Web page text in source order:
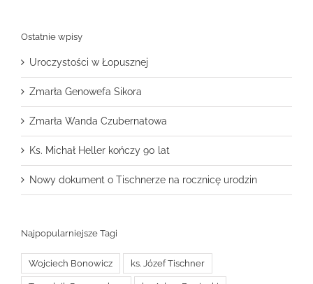
Ostatnie wpisy
Uroczystości w Łopusznej
Zmarła Genowefa Sikora
Zmarła Wanda Czubernatowa
Ks. Michał Heller kończy 90 lat
Nowy dokument o Tischnerze na rocznicę urodzin
Najpopularniejsze Tagi
Wojciech Bonowicz ks. Józef Tischner